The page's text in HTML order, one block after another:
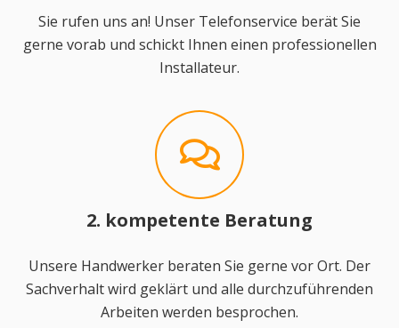
Sie rufen uns an! Unser Telefonservice berät Sie
gerne vorab und schickt Ihnen einen professionellen
Installateur.
2. kompetente Beratung
Unsere Handwerker beraten Sie gerne vor Ort. Der
Sachverhalt wird geklärt und alle durchzuführenden
Arbeiten werden besprochen.